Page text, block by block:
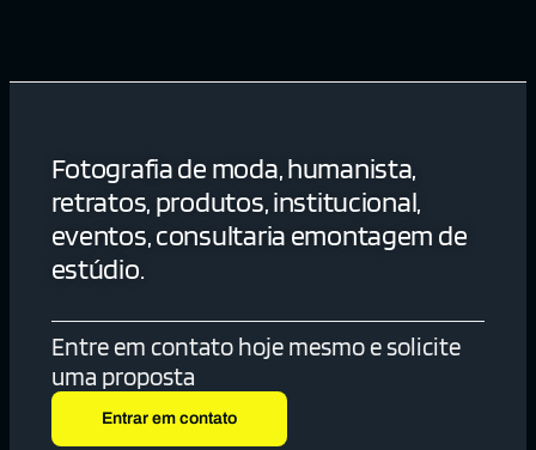
Fotografia de moda, humanista,
retratos, produtos, institucional,
eventos, consultaria emontagem de
estúdio.
Entre em contato hoje mesmo e solicite
uma proposta
Entrar em contato